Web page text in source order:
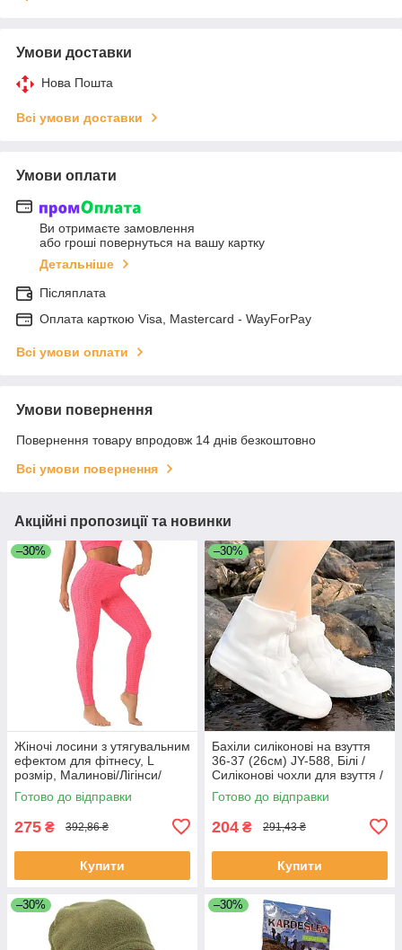
Умови доставки
Нова Пошта
Всі умови доставки
Умови оплати
Ви отримаєте замовлення
або гроші повернуться на вашу картку
Детальніше
Післяплата
Оплата карткою Visa, Mastercard - WayForPay
Всі умови оплати
Умови повернення
Повернення товару впродовж 14 днів безкоштовно
Всі умови повернення
Акційні пропозиції та новинки
–30%
Жіночі лосини з утягувальним
ефектом для фітнесу, L
розмір, Малинові/Лігінси/
Лосини для спорту
Готово до відправки
275 ₴ 392,86 ₴
Купити
–30%
Бахіли силіконові на взуття
36-37 (26см) JY-588, Білі /
Силіконові чохли для взуття /
Чохли на взуття від дощу
Готово до відправки
204 ₴ 291,43 ₴
Купити
–30% –30%